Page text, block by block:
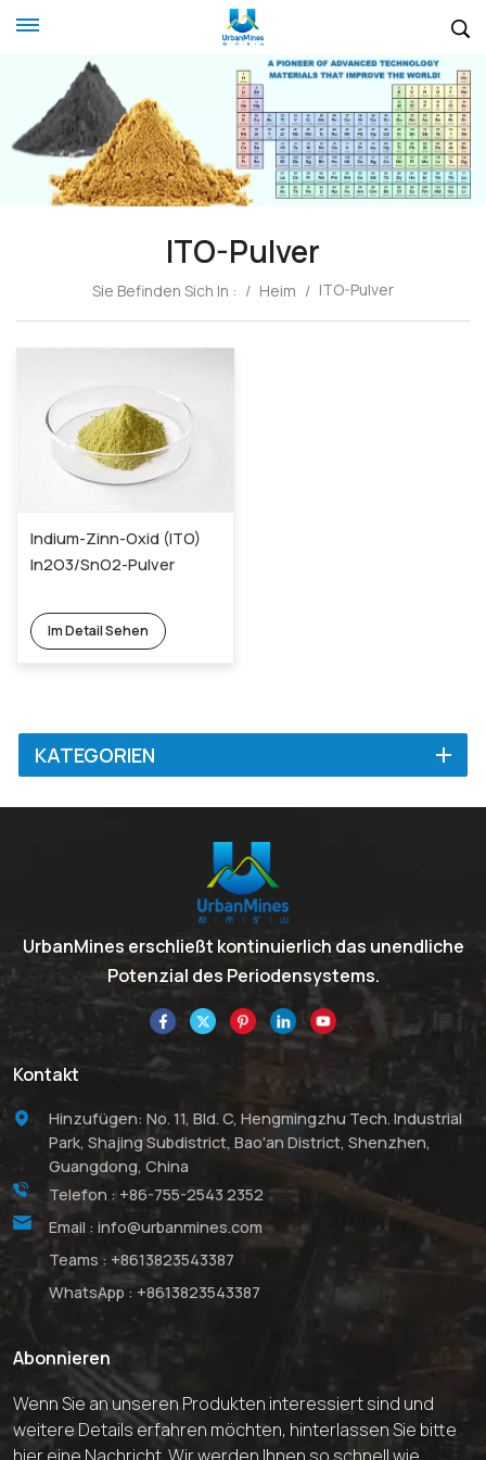
ITO-Pulver
Sie Befinden Sich In : / Heim / ITO-Pulver
Indium-Zinn-Oxid (ITO)
In2O3/SnO2-Pulver
Im Detail Sehen
KATEGORIEN
UrbanMines erschließt kontinuierlich das unendliche
Potenzial des Periodensystems.
Kontakt
Hinzufügen: No. 11, Bld. C, Hengmingzhu Tech. Industrial
Park, Shajing Subdistrict, Bao'an District, Shenzhen,
Guangdong, China
Telefon : +86-755-2543 2352
Email : info@urbanmines.com
Teams : +8613823543387
WhatsApp : +8613823543387
Abonnieren
Wenn Sie an unseren Produkten interessiert sind und
weitere Details erfahren möchten, hinterlassen Sie bitte
hier eine Nachricht. Wir werden Ihnen so schnell wie